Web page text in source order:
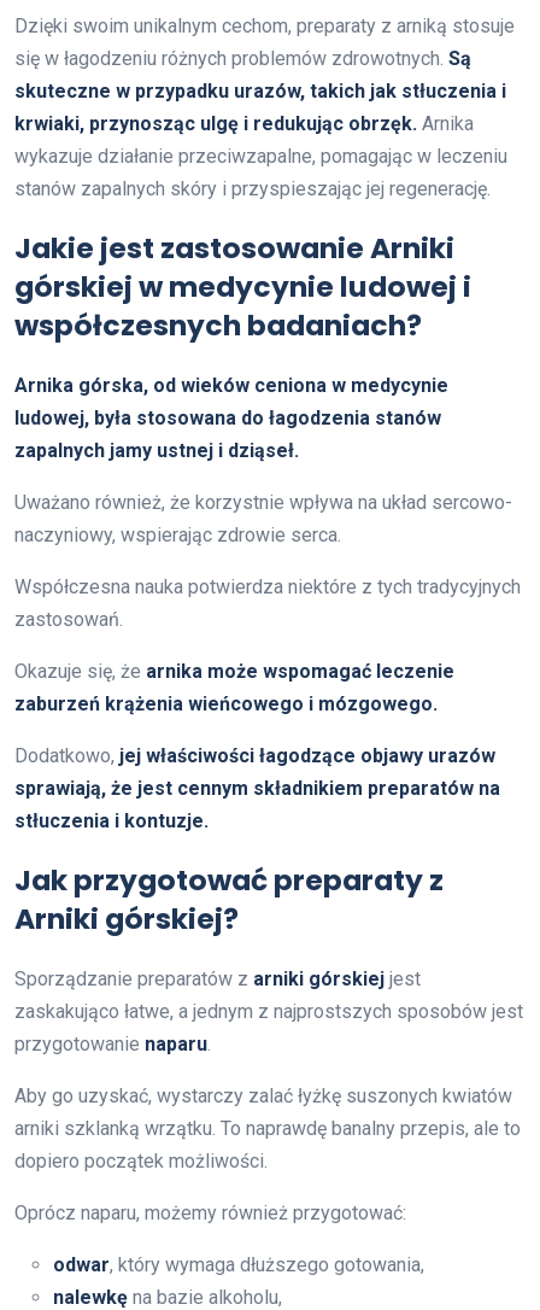
Dzięki swoim unikalnym cechom, preparaty z arniką stosuje
się w łagodzeniu różnych problemów zdrowotnych. Są
skuteczne w przypadku urazów, takich jak stłuczenia i
krwiaki, przynosząc ulgę i redukując obrzęk. Arnika
wykazuje działanie przeciwzapalne, pomagając w leczeniu
stanów zapalnych skóry i przyspieszając jej regenerację.
Jakie jest zastosowanie Arniki
górskiej w medycynie ludowej i
współczesnych badaniach?
Arnika górska, od wieków ceniona w medycynie
ludowej, była stosowana do łagodzenia stanów
zapalnych jamy ustnej i dziąseł.
Uważano również, że korzystnie wpływa na układ sercowo-
naczyniowy, wspierając zdrowie serca.
Współczesna nauka potwierdza niektóre z tych tradycyjnych
zastosowań.
Okazuje się, że arnika może wspomagać leczenie
zaburzeń krążenia wieńcowego i mózgowego.
Dodatkowo, jej właściwości łagodzące objawy urazów
sprawiają, że jest cennym składnikiem preparatów na
stłuczenia i kontuzje.
Jak przygotować preparaty z
Arniki górskiej?
Sporządzanie preparatów z arniki górskiej jest
zaskakująco łatwe, a jednym z najprostszych sposobów jest
przygotowanie naparu.
Aby go uzyskać, wystarczy zalać łyżkę suszonych kwiatów
arniki szklanką wrzątku. To naprawdę banalny przepis, ale to
dopiero początek możliwości.
Oprócz naparu, możemy również przygotować:
odwar, który wymaga dłuższego gotowania,
nalewkę na bazie alkoholu,